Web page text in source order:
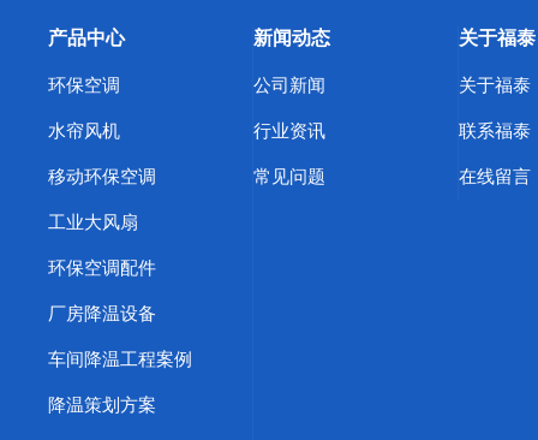
产品中心
环保空调
水帘风机
移动环保空调
工业大风扇
环保空调配件
厂房降温设备
车间降温工程案例
降温策划方案
新闻动态
公司新闻
行业资讯
常见问题
关于福泰
关于福泰
联系福泰
在线留言